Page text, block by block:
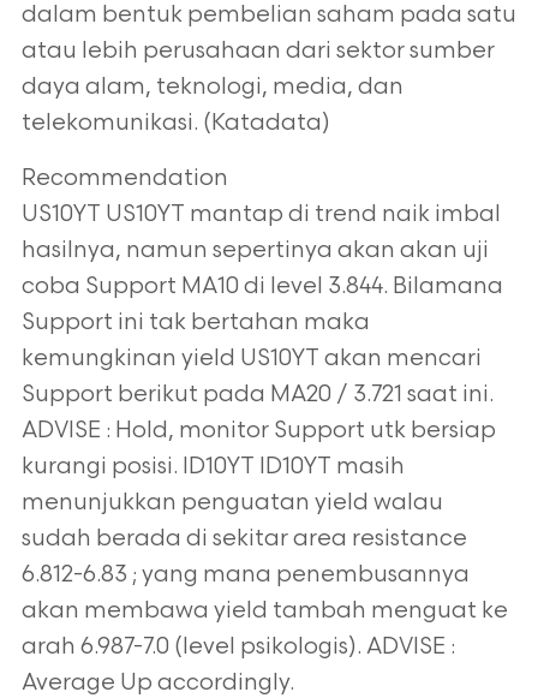
dalam bentuk pembelian saham pada satu
atau lebih perusahaan dari sektor sumber
daya alam, teknologi, media, dan
telekomunikasi. (Katadata)
Recommendation
US10YT US10YT mantap di trend naik imbal
hasilnya, namun sepertinya akan akan uji
coba Support MA10 di level 3.844. Bilamana
Support ini tak bertahan maka
kemungkinan yield US10YT akan mencari
Support berikut pada MA20 / 3.721 saat ini.
ADVISE : Hold, monitor Support utk bersiap
kurangi posisi. ID10YT ID10YT masih
menunjukkan penguatan yield walau
sudah berada di sekitar area resistance
6.812-6.83 ; yang mana penembusannya
akan membawa yield tambah menguat ke
arah 6.987-7.0 (level psikologis). ADVISE :
Average Up accordingly.